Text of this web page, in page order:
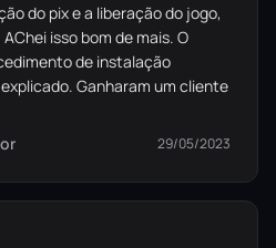
do pix e a liberação do jogo,
isso bom de mais. O
de instalação
Ganharam um cliente
29/05/2023